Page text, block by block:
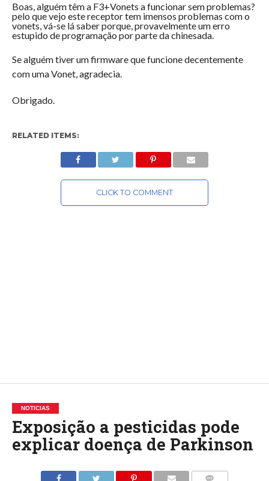
Boas, alguém têm a F3+Vonets a funcionar sem problemas?
pelo que vejo este receptor tem imensos problemas com o
vonets, vá-se lá saber porque, provavelmente um erro
estupido de programação por parte da chinesada.
Se alguém tiver um firmware que funcione decentemente
com uma Vonet, agradecia.
Obrigado.
RELATED ITEMS:
CLICK TO COMMENT
NOTICIAS
Exposição a pesticidas pode
explicar doença de Parkinson